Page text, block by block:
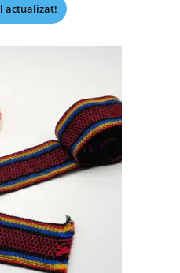
actualizat!